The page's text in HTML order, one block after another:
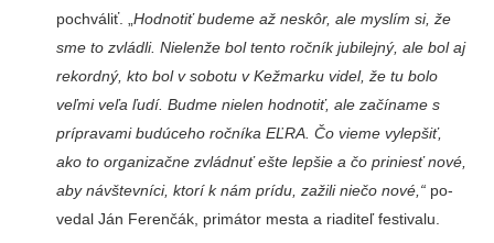
pochváliť. „ Hodnotiť budeme až neskôr, ale myslím si, že
sme to zvládli. Nielenže bol tento ročník jubilejný, ale bol aj
rekordný, kto bol v so­botu v Kežmarku videl, že tu bolo
veľmi veľa ľudí. Budme nielen hodnotiť, ale začíname s
prípravami budúceho roční­ka EĽRA. Čo vieme vylepšiť,
ako to organizačne zvládnuť ešte lepšie a čo priniesť nové,
aby návštevníci, ktorí k nám prídu, zažili niečo nové,“ po­
vedal Ján Ferenčák, primátor mesta a riaditeľ festivalu.